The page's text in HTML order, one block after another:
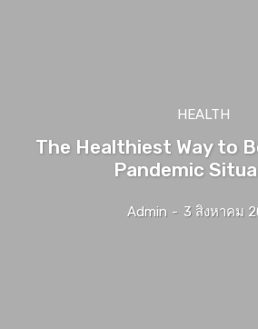
HEALTH
The Healthiest Way to
Pandemic
Admin - 3 สิงหาคม